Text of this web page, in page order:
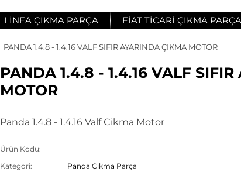
LINEA ÇIKMA PARÇA FIAT TICARI ÇIKMA PARÇA
PANDA 1.4.8 - 1.4.16 VALF SIFIR AYARINDA ÇIKMA MOTOR
PANDA 1.4.8 - 1.4.16 VALF
MOTOR
Panda 1.4.8 - 1.4.16 Valf Cikma Motor
Ürün Kodu:
Kategori:
Panda Çıkma Parça